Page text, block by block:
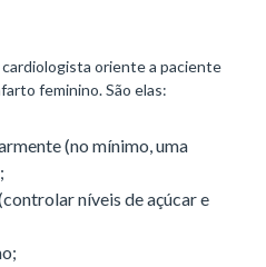
oriente a paciente
feminino. São elas:
(no mínimo, uma
níveis de açúcar e